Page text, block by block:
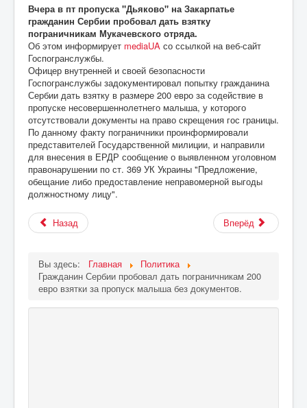
PL
Вчера в пт пропуска "Дьяково" на Закарпатье
гражданин Сербии пробовал дать взятку
пограничникам Мукачевского отряда.
Об этом информирует mediaUA со ссылкой на веб-сайт
Госпогранслужбы.
Офицер внутренней и своей безопасности
Госпогранслужбы задокументировал попытку гражданина
Сербии дать взятку в размере 200 евро за содействие в
пропуске несовершеннолетнего малыша, у которого
отсутствовали документы на право скрещения гос границы.
По данному факту пограничники проинформировали
представителей Государственной милиции, и направили
для внесения в ЕРДР сообщение о выявленном уголовном
правонарушении по ст. 369 УК Украины "Предложение,
обещание либо предоставление неправомерной выгоды
должностному лицу".
Назад Вперёд
Вы здесь: Главная
Политика
Гражданин Сербии пробовал дать пограничникам 200
евро взятки за пропуск малыша без документов.